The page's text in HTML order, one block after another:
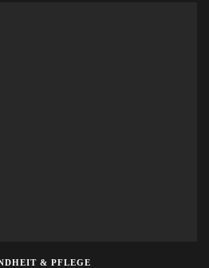
& PFLEGE